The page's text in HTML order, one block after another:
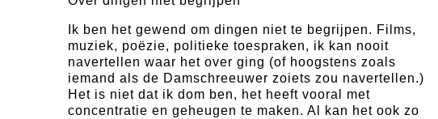
Ik ben het gewend om dingen niet te begrijpen. Films,
muziek, poëzie, politieke toespraken, ik kan nooit
navertellen waar het over ging (of hoogstens zoals
iemand als de Damschreeuwer zoiets zou navertellen.)
Het is niet dat ik dom ben, het heeft vooral met
concentratie en geheugen te maken. Al kan het ook zo